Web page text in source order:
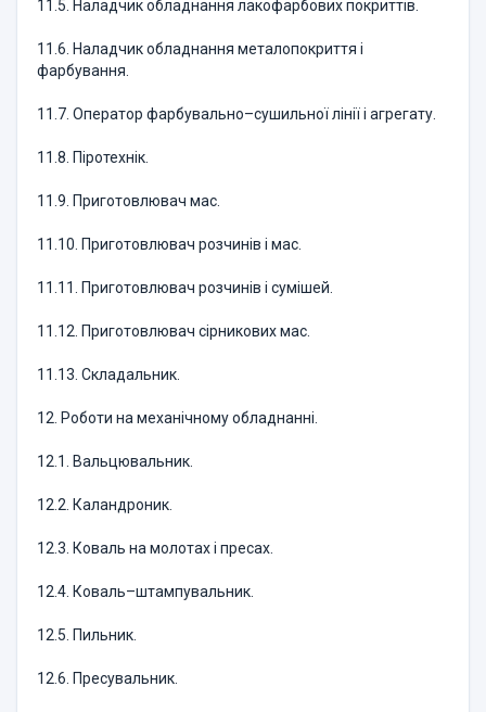
11.5. Наладчик обладнання лакофарбових покриттів.
11.6. Наладчик обладнання металопокриття і
фарбування.
11.7. Оператор фарбувально–сушильної лінії і агрегату.
11.8. Піротехнік.
11.9. Приготовлювач мас.
11.10. Приготовлювач розчинів і мас.
11.11. Приготовлювач розчинів і сумішей.
11.12. Приготовлювач сірникових мас.
11.13. Складальник.
12. Роботи на механічному обладнанні.
12.1. Вальцювальник.
12.2. Каландроник.
12.3. Коваль на молотах і пресах.
12.4. Коваль–штампувальник.
12.5. Пильник.
12.6. Пресувальник.